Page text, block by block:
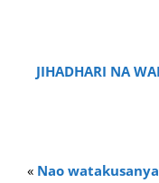
JIHADHARI NA
« Nao